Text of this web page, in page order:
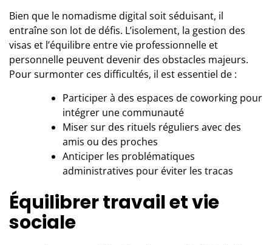
Bien que le nomadisme digital soit séduisant, il
entraîne son lot de défis. L’isolement, la gestion des
visas et l’équilibre entre vie professionnelle et
personnelle peuvent devenir des obstacles majeurs.
Pour surmonter ces difficultés, il est essentiel de :
Participer à des espaces de coworking pour
intégrer une communauté
Miser sur des rituels réguliers avec des
amis ou des proches
Anticiper les problématiques
administratives pour éviter les tracas
Équilibrer travail et vie
sociale